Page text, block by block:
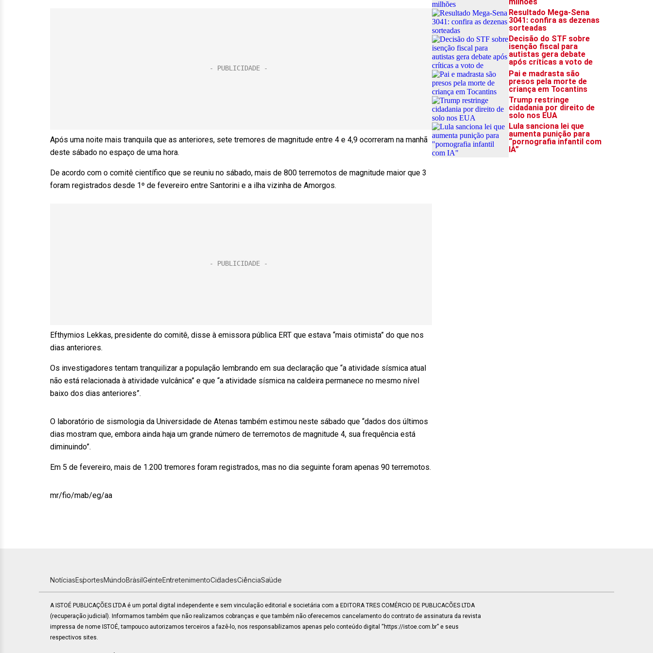
Após uma noite mais tranquila que as anteriores, sete tremores de magnitude entre 4 e 4,9 ocorreram na manhã
deste sábado no espaço de uma hora.
De acordo com o comitê científico que se reuniu no sábado, mais de 800 terremotos de magnitude maior que 3
foram registrados desde 1º de fevereiro entre Santorini e a ilha vizinha de Amorgos.
Efthymios Lekkas, presidente do comitê, disse à emissora pública ERT que estava “mais otimista” do que nos
dias anteriores.
Os investigadores tentam tranquilizar a população lembrando em sua declaração que “a atividade sísmica atual
não está relacionada à atividade vulcânica” e que “a atividade sísmica na caldeira permanece no mesmo nível
baixo dos dias anteriores”.
O laboratório de sismologia da Universidade de Atenas também estimou neste sábado que “dados dos últimos
dias mostram que, embora ainda haja um grande número de terremotos de magnitude 4, sua frequência está
diminuindo”.
Em 5 de fevereiro, mais de 1.200 tremores foram registrados, mas no dia seguinte foram apenas 90 terremotos.
mr/fio/mab/eg/aa
NotíciasEsportesMundoBrasilGenteEntretenimentoCidadesCiênciaSaúde
A ISTOÉ PUBLICAÇÕES LTDA é um portal digital independente e sem vinculação editorial e societária com a EDITORA TRES COMÉRCIO DE PUBLICACÕES LTDA
(recuperação judicial). Informamos também que não realizamos cobranças e que também não oferecemos cancelamento do contrato de assinatura da revista
impressa de nome ISTOÉ, tampouco autorizamos terceiros a fazê-lo, nos responsabilizamos apenas pelo conteúdo digital “https://istoe.com.br” e seus
respectivos sites.